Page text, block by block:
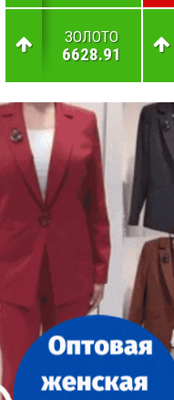
ЗОЛОТО
6628.91